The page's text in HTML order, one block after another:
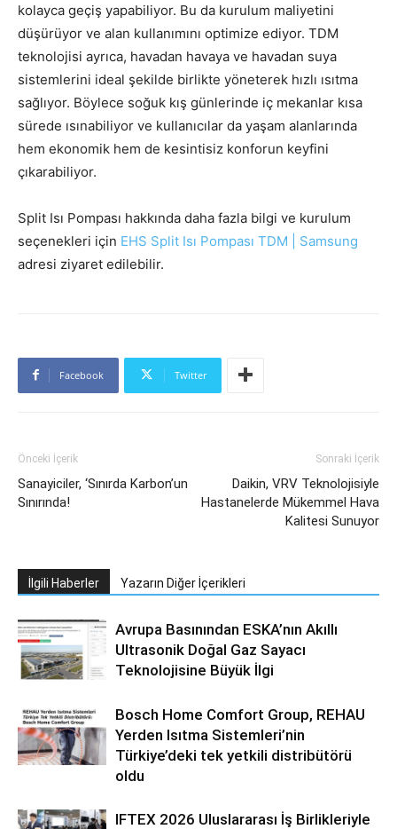
kolayca geçiş yapabiliyor. Bu da kurulum maliyetini
düşürüyor ve alan kullanımını optimize ediyor. TDM
teknolojisi ayrıca, havadan havaya ve havadan suya
sistemlerini ideal şekilde birlikte yöneterek hızlı ısıtma
sağlıyor. Böylece soğuk kış günlerinde iç mekanlar kısa
sürede ısınabiliyor ve kullanıcılar da yaşam alanlarında
hem ekonomik hem de kesintisiz konforun keyfini
çıkarabiliyor.
Split Isı Pompası hakkında daha fazla bilgi ve kurulum
seçenekleri için EHS Split Isı Pompası TDM | Samsung
adresi ziyaret edilebilir.
Facebook Twitter
Önceki İçerik
Sanayiciler, ‘Sınırda Karbon’un
Sınırında!
Sonraki İçerik
Daikin, VRV Teknolojisiyle
Hastanelerde Mükemmel Hava
Kalitesi Sunuyor
İlgili Haberler Yazarın Diğer İçerikleri
Avrupa Basınından ESKA’nın Akıllı
Ultrasonik Doğal Gaz Sayacı
Teknolojisine Büyük İlgi
Bosch Home Comfort Group, REHAU
Yerden Isıtma Sistemleri’nin
Türkiye’deki tek yetkili distribütörü
oldu
IFTEX 2026 Uluslararası İş Birlikleriyle